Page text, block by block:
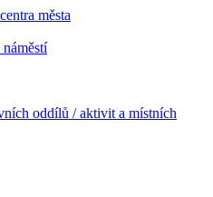
města
oddílů / aktivit a místních